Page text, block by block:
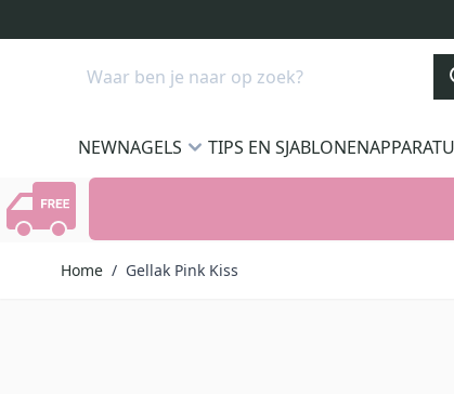
Search
NEWNAGELS TIPS EN SJABLONEN
Home / Gellak Pink Kiss